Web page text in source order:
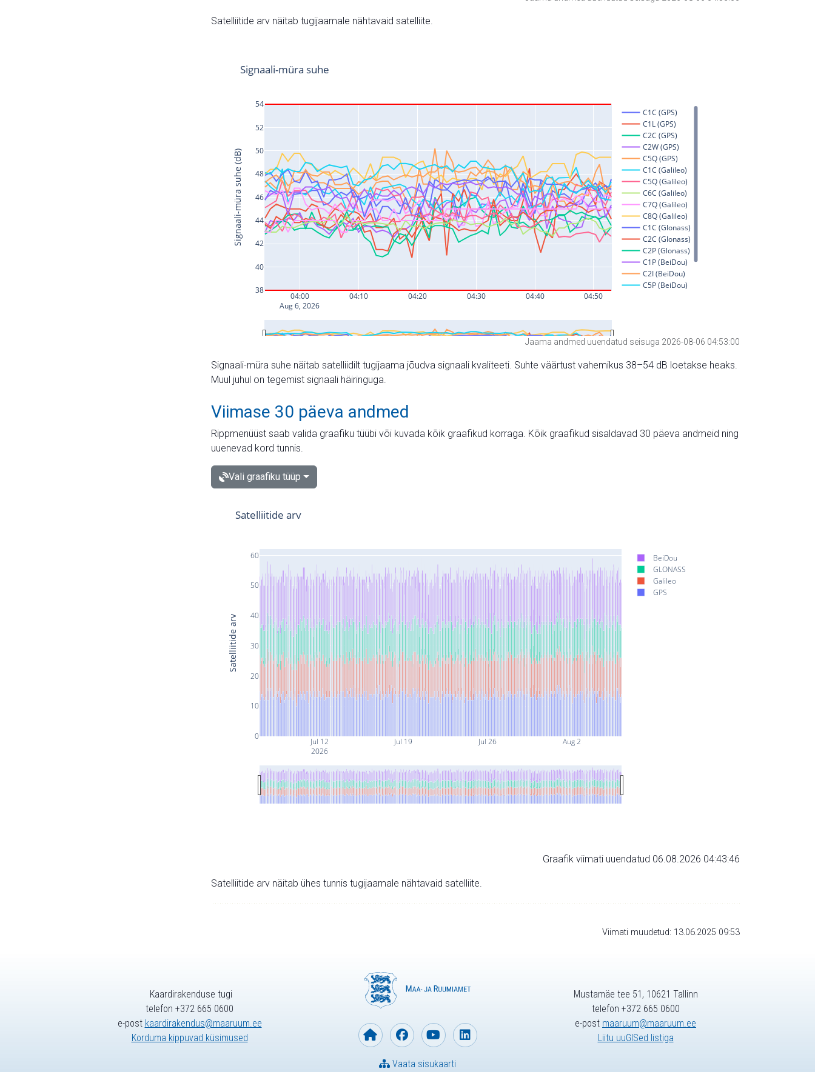
Satelliitide arv näitab tugijaamale nähtavaid satelliite.
Jaama andmed uuendatud seisuga 2026-08-06 04:53:00
Signaali-müra suhe näitab satelliidilt tugijaama jõudva signaali kvaliteeti. Suhte väärtust vahemikus 38–54 dB loetakse heaks.
Muul juhul on tegemist signaali häiringuga.
Viimase 30 päeva andmed
Rippmenüüst saab valida graafiku tüübi või kuvada kõik graafikud korraga. Kõik graafikud sisaldavad 30 päeva andmeid ning
uuenevad kord tunnis.
Vali graafiku tüüp
Jul 12
2026
Jul 19 Jul 26 Aug 2
0
10
20
30
40
50
60
BeiDou
GLONASS
Galileo
GPS
Satelliitide arv
Satelliitide arv
Graafik viimati uuendatud 06.08.2026 04:43:46
Satelliitide arv näitab ühes tunnis tugijaamale nähtavaid satelliite.
Viimati muudetud: 13.06.2025 09:53
Kaardirakenduse tugi
telefon +372 665 0600
e-post kaardirakendus@maaruum.ee
Korduma kippuvad küsimused
Vaata sisukaarti
Mustamäe tee 51, 10621 Tallinn
telefon +372 665 0600
e-post maaruum@maaruum.ee
Liitu uuGISed listiga